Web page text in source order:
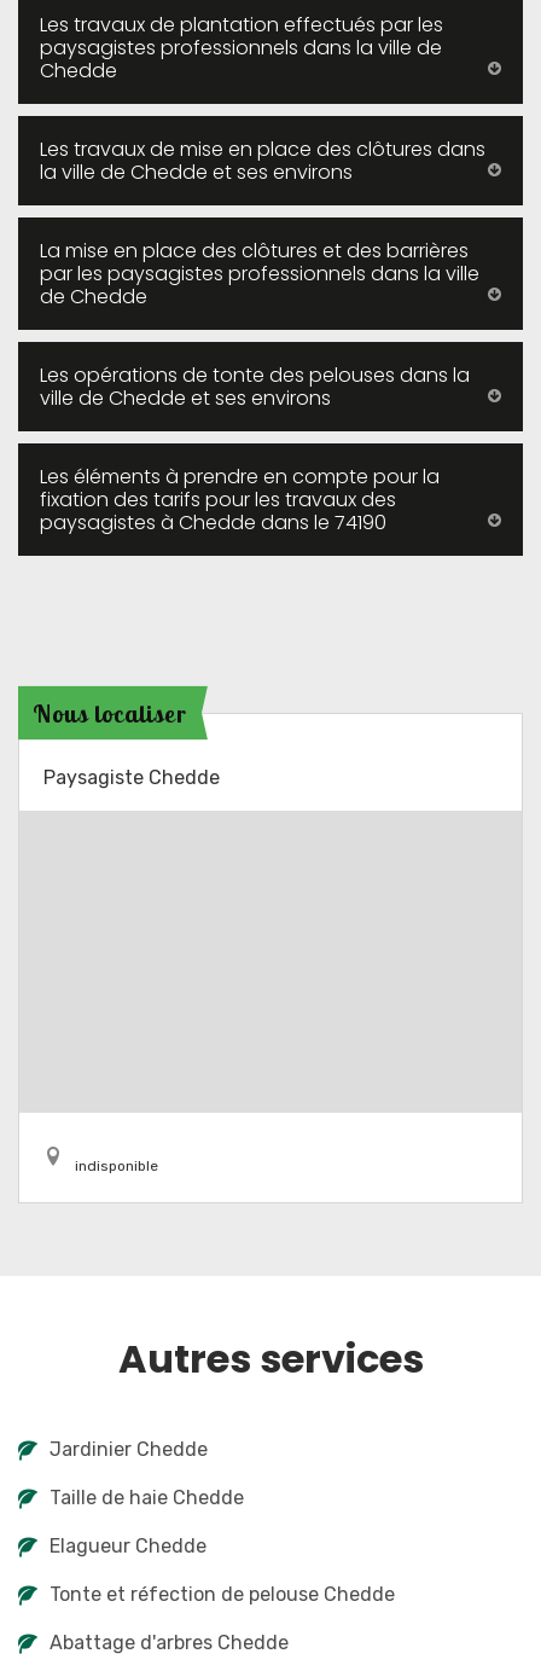
Les travaux de plantation effectués par les
paysagistes professionnels dans la ville de
Chedde
Les travaux de mise en place des clôtures dans
la ville de Chedde et ses environs
La mise en place des clôtures et des barrières
par les paysagistes professionnels dans la ville
de Chedde
Les opérations de tonte des pelouses dans la
ville de Chedde et ses environs
Les éléments à prendre en compte pour la
fixation des tarifs pour les travaux des
paysagistes à Chedde dans le 74190
Nous localiser
Paysagiste Chedde
indisponible
Autres services
Jardinier Chedde
Taille de haie Chedde
Elagueur Chedde
Tonte et réfection de pelouse Chedde
Abattage d'arbres Chedde